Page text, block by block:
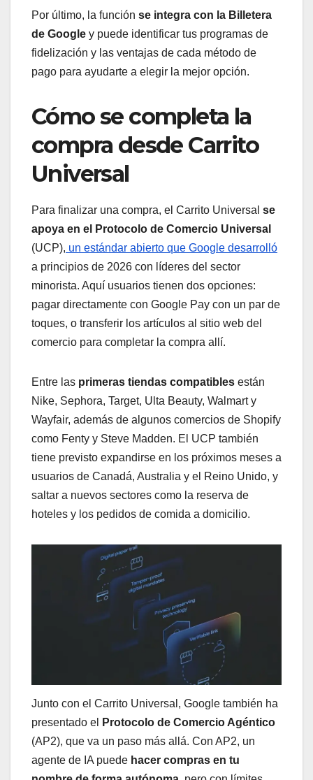
Por último, la función se integra con la Billetera
de Google y puede identificar tus programas de
fidelización y las ventajas de cada método de
pago para ayudarte a elegir la mejor opción.
Cómo se completa la
compra desde Carrito
Universal
Para finalizar una compra, el Carrito Universal se
apoya en el Protocolo de Comercio Universal
(UCP), un estándar abierto que Google desarrolló
a principios de 2026 con líderes del sector
minorista. Aquí usuarios tienen dos opciones:
pagar directamente con Google Pay con un par de
toques, o transferir los artículos al sitio web del
comercio para completar la compra allí.
Entre las primeras tiendas compatibles están
Nike, Sephora, Target, Ulta Beauty, Walmart y
Wayfair, además de algunos comercios de Shopify
como Fenty y Steve Madden. El UCP también
tiene previsto expandirse en los próximos meses a
usuarios de Canadá, Australia y el Reino Unido, y
saltar a nuevos sectores como la reserva de
hoteles y los pedidos de comida a domicilio.
Junto con el Carrito Universal, Google también ha
presentado el
Protocolo de Comercio Agéntico
(AP2), que va un paso más allá. Con AP2, un
agente de IA puede hacer compras en tu